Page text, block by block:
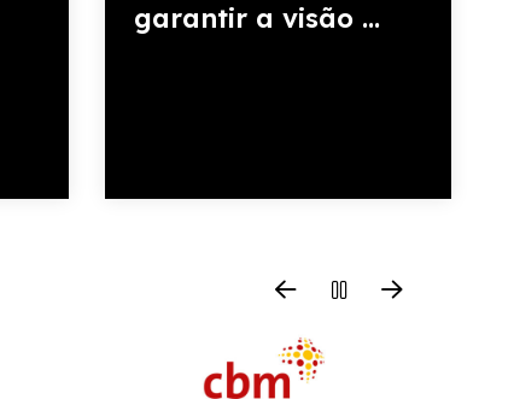
garantir a visão ...